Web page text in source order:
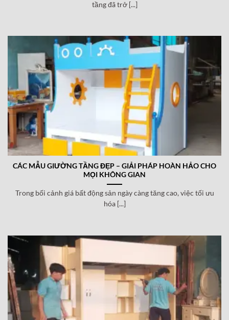
tầng đã trở [...]
CÁC MẪU GIƯỜNG TẦNG ĐẸP – GIẢI PHÁP HOÀN HẢO CHO
MỌI KHÔNG GIAN
Trong bối cảnh giá bất động sản ngày càng tăng cao, việc tối ưu
hóa [...]